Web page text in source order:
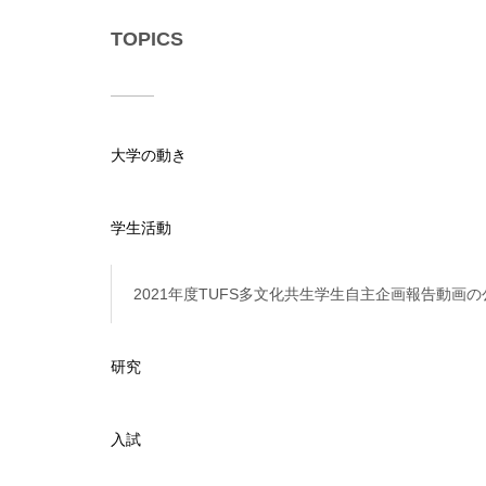
TOPICS
大学の動き
学生活動
2021年度TUFS多文化共生学生自主企画報告動画の
研究
入試